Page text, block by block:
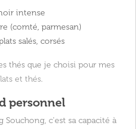
intense
(comté, parmesan)
salés, corsés
thés que je choisi pour mes
et thés.
personnel
Souchong, c'est sa capacité à